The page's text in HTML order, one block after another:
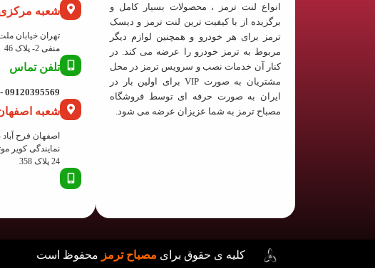
انواع لنت ترمز ، محصولات بسیار کامل و
برگزیده از با کیفیت ترین لنت ترمز و دیسک
ترمز برای هر خودرو و همچنین لوازم دیگر
مربوط به ترمز خودرو را عرضه می کند. در
کنار آن خدمات نصب و سرویس ترمز در محل
مشتریان به صورت VIP برای اولین بار در
ایران به صورت حرفه ای توسط فروشگاه
مصباح ترمز به شما عزیزان عرضه می شود.
شعبه
تهران خیابان
منفی 2- پلاک 46
تلفن تماس
09120395569 - 02136615763
شعبه
اصفهان فرح آباد
نمایندگی کویر
24 پلاک 358
کلیه ی حقوق برای مصباح ترمز محفوظ است